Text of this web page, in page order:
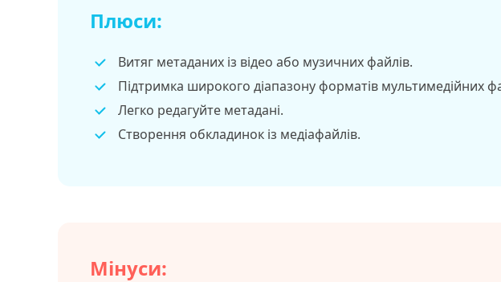
Плюси:
Витяг метаданих із відео або музичних файлів.
Підтримка широкого діапазону форматів мультимедійних
Легко редагуйте метадані.
Створення обкладинок із медіафайлів.
Мінуси: